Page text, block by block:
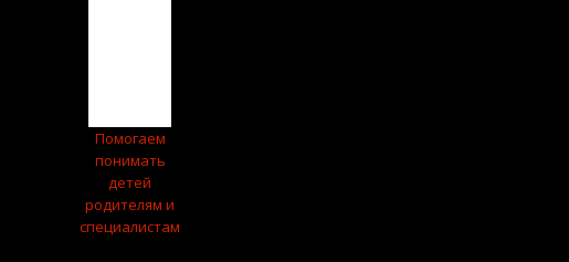
Помогаем
понимать
детей
родителям и
специалистам